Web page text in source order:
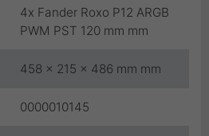
4x Fander Roxo P12 ARGB
PWM PST 120 mm mm
458 x 215 x 486 mm mm
0000010145